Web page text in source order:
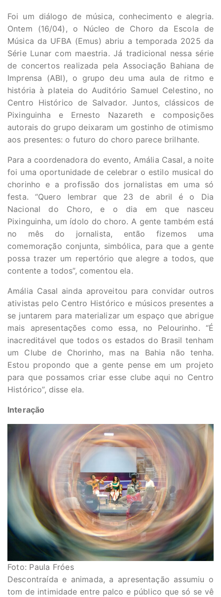
Foi um diálogo de música, conhecimento e alegria.
Ontem (16/04), o Núcleo de Choro da Escola de
Música da UFBA (Emus) abriu a temporada 2025 da
Série Lunar com maestria. Já tradicional nessa série
de concertos realizada pela Associação Bahiana de
Imprensa (ABI), o grupo deu uma aula de ritmo e
história à plateia do Auditório Samuel Celestino, no
Centro Histórico de Salvador. Juntos, clássicos de
Pixinguinha e Ernesto Nazareth e composições
autorais do grupo deixaram um gostinho de otimismo
aos presentes: o futuro do choro parece brilhante.
Para a coordenadora do evento, Amália Casal, a noite
foi uma oportunidade de celebrar o estilo musical do
chorinho e a profissão dos jornalistas em uma só
festa. “Quero lembrar que 23 de abril é o Dia
Nacional do Choro, e o dia em que nasceu
Pixinguinha, um ídolo do choro. A gente também está
no mês do jornalista, então fizemos uma
comemoração conjunta, simbólica, para que a gente
possa trazer um repertório que alegre a todos, que
contente a todos”, comentou ela.
Amália Casal ainda aproveitou para convidar outros
ativistas pelo Centro Histórico e músicos presentes a
se juntarem para materializar um espaço que abrigue
mais apresentações como essa, no Pelourinho. “É
inacreditável que todos os estados do Brasil tenham
um Clube de Chorinho, mas na Bahia não tenha.
Estou propondo que a gente pense em um projeto
para que possamos criar esse clube aqui no Centro
Histórico”, disse ela.
Interação
Foto: Paula Fróes
Descontraída e animada, a apresentação assumiu o
tom de intimidade entre palco e público que só se vê